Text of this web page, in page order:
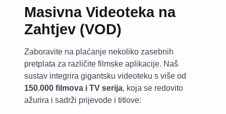
Masivna Videoteka na
Zahtjev (VOD)
Zaboravite na plaćanje nekoliko zasebnih
pretplata za različite filmske aplikacije. Naš
sustav integrira gigantsku videoteku s više od
150.000 filmova i TV serija, koja se redovito
ažurira i sadrži prijevode i titlove: